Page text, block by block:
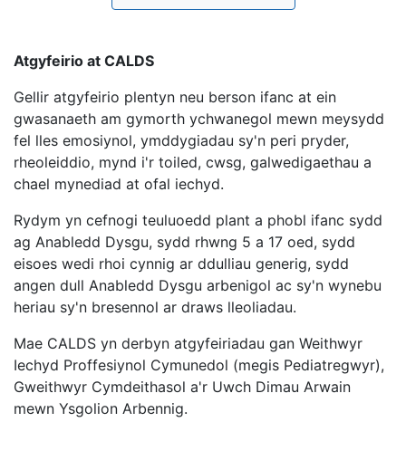
Atgyfeirio at CALDS
Gellir atgyfeirio plentyn neu berson ifanc at ein
gwasanaeth am gymorth ychwanegol mewn meysydd
fel lles emosiynol, ymddygiadau sy'n peri pryder,
rheoleiddio, mynd i'r toiled, cwsg, galwedigaethau a
chael mynediad at ofal iechyd.
Rydym yn cefnogi teuluoedd plant a phobl ifanc sydd
ag Anabledd Dysgu, sydd rhwng 5 a 17 oed, sydd
eisoes wedi rhoi cynnig ar ddulliau generig, sydd
angen dull Anabledd Dysgu arbenigol ac sy'n wynebu
heriau sy'n bresennol ar draws lleoliadau.
Mae CALDS yn derbyn atgyfeiriadau gan Weithwyr
Iechyd Proffesiynol Cymunedol (megis Pediatregwyr),
Gweithwyr Cymdeithasol a'r Uwch Dimau Arwain
mewn Ysgolion Arbennig.